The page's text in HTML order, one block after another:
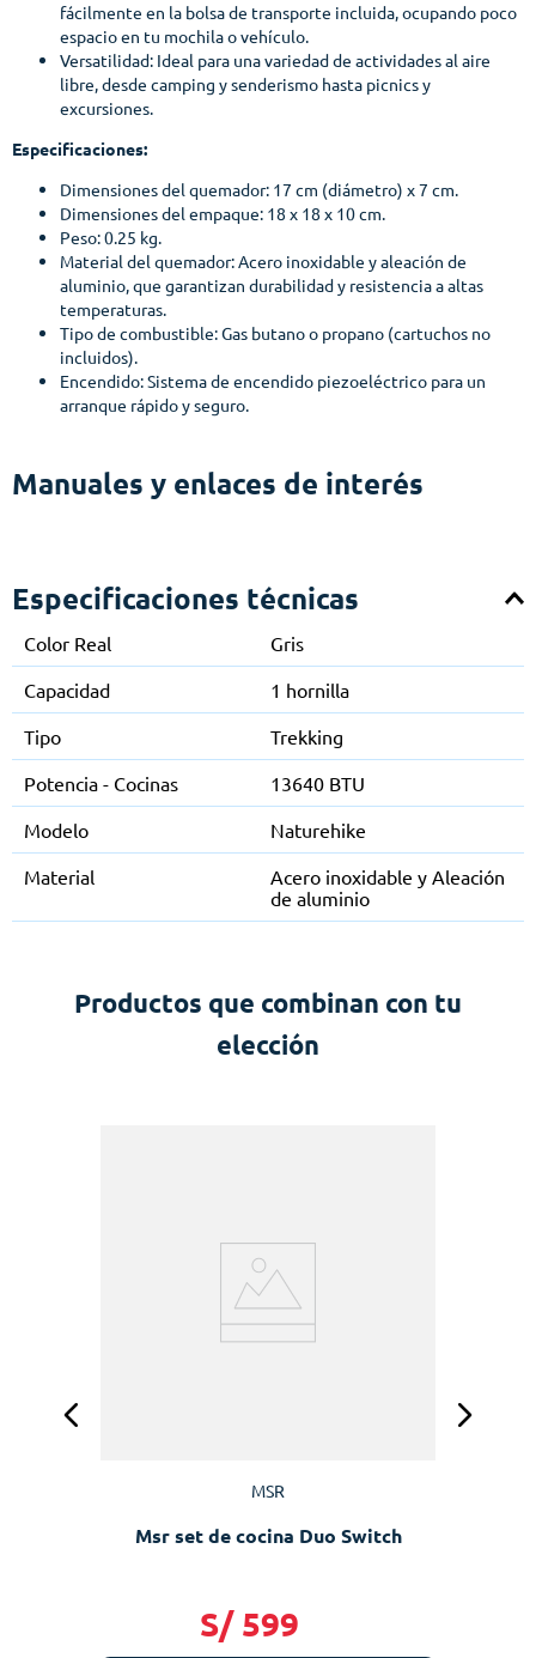
fácilmente en la bolsa de transporte incluida, ocupando poco
espacio en tu mochila o vehículo.
Versatilidad: Ideal para una variedad de actividades al aire
libre, desde camping y senderismo hasta picnics y
excursiones.
Especificaciones:
Dimensiones del quemador: 17 cm (diámetro) x 7 cm.
Dimensiones del empaque: 18 x 18 x 10 cm.
Peso: 0.25 kg.
Material del quemador: Acero inoxidable y aleación de
aluminio, que garantizan durabilidad y resistencia a altas
temperaturas.
Tipo de combustible: Gas butano o propano (cartuchos no
incluidos).
Encendido: Sistema de encendido piezoeléctrico para un
arranque rápido y seguro.
Manuales y enlaces de interés
Especificaciones técnicas
Color Real
Gris
Capacidad
1 hornilla
Tipo
Trekking
Potencia - Cocinas
13640 BTU
Modelo
Naturehike
Material
Acero inoxidable y Aleación
de aluminio
Productos que combinan con tu
elección
MSR
Msr set de cocina Duo Switch
S/ 599